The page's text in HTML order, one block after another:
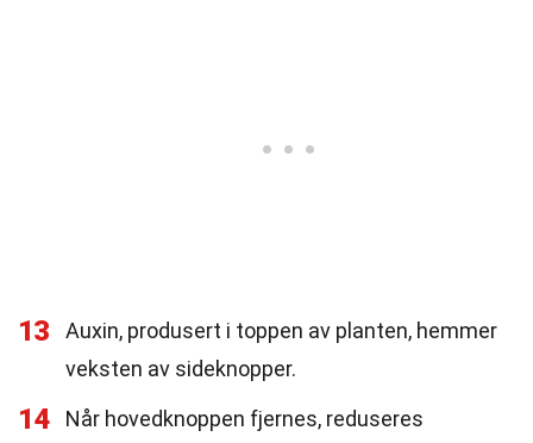
13
Auxin, produsert i toppen av planten, hemmer
veksten av sideknopper.
14
Når hovedknoppen fjernes, reduseres